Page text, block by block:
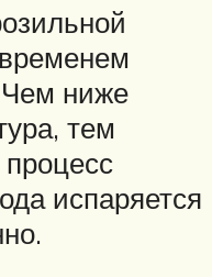
ниже
тем
испаряется